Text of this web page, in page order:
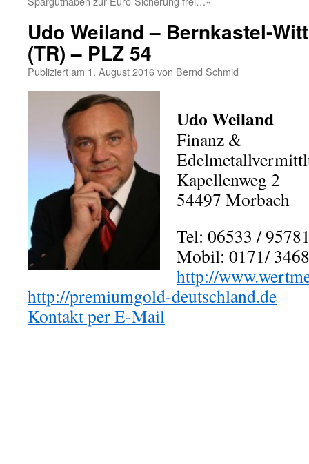
Udo Weiland – Bernkastel-
(TR) – PLZ 54
Publiziert am 1. August 2016von Bernd Schmid
Udo Weiland
Finanz &
Kapellenweg 2
54497 Morbach
Tel: 06533 /
Mobil: 0171/
http://
http://premiumgold-deutschland.de
Kontakt per E-Mail